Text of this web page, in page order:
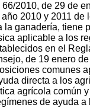
2010, de 29 de
2010 y 2011 de
la ganadería, tiene
aplicable a los
en el
de 19 enero
comunes
directa a los
agrícola común
de ayuda a